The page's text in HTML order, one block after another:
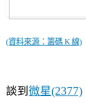
(資料來源：籌碼 K 線)
談到 微星(2377)